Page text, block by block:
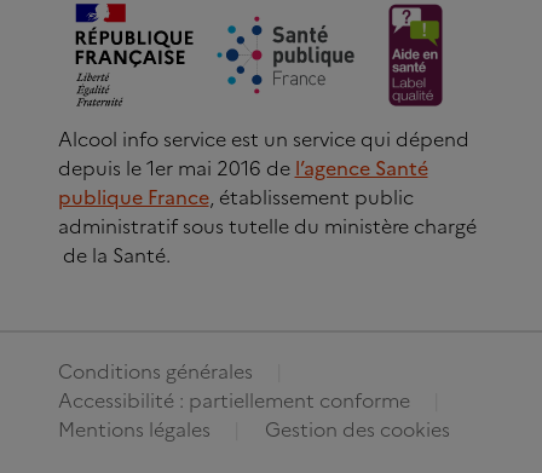
Alcool info service est un service qui dépend
depuis le 1er mai 2016 de l’agence Santé
publique France, établissement public
administratif sous tutelle du ministère chargé
de la Santé.
Conditions générales
Accessibilité : partiellement conforme
Mentions légales
Gestion des cookies